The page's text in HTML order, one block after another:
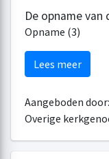
De opname
Opname (3)
Lees meer
Aangeboden door:
Overige